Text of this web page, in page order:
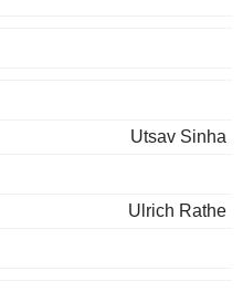
Utsav Sinha
Ulrich Rathe